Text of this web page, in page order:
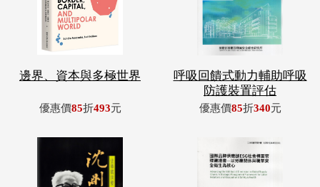
邊界、資本與多極世界
優惠價85折493元
呼吸回饋式動力輔助呼吸
防護裝置評估
優惠價85折340元